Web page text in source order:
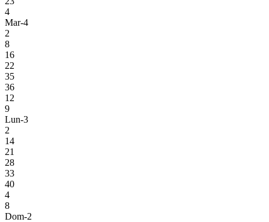
4
Mar-4
2
8
16
22
35
36
12
9
Lun-3
2
14
21
28
33
40
4
8
Dom-2